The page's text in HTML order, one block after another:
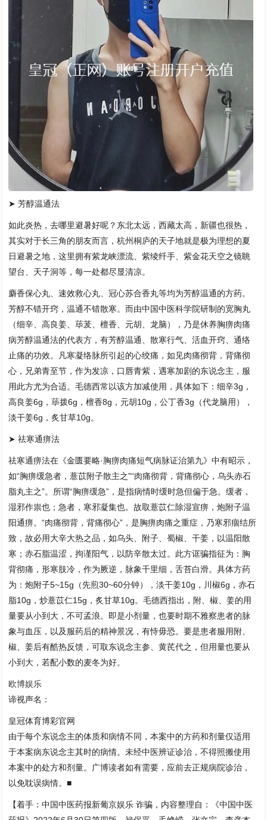
➤ 芳醇温通法
如此炎热，去哪里避暑好呢？东北太远，西藏太高，新疆也很热，
其实对于长三角的朋友而言，杭州桐庐的天子地就是极为理想的夏
日避暑之地，这里拥有紫龙峡漂流、紫绫纤手、紫金花天空之镜眺
望台、天子洞等，每一处都尽显清凉。
麝香保心丸、速效救心丸、冠心苏合香丸等均为芳醇温通的方药。
芳醇不错开窍，温通不错散寒。而由中国中医科学院研制的宽胸丸
（细辛、高良姜、荜茇、檀香、元胡、龙脑），乃是休养胸痹肉痛
病芳醇温通法的代表方，有芳醇温通、散寒行气、活血开窍、通络
止痛的功效。凡寒凝络脉所引起的心绞痛，如见肉痛彻背，背痛彻
心，兄弟青至节，作为发凉，口唇青紫，遇寒加剧的东说念主，服
用此方尤为合适。毛德西常以该方加减使用，具体如下：细辛3g，
高良姜6g，荜拨6g，檀香8g，元胡10g，公丁香3g（代龙脑用），
淡干姜6g，炙甘草10g。
➤ 祛寒通痹法
祛寒通痹法在《金匮要略·胸痹肉痛短气病脉证治第九》中有昭示，
如“胸痹缓急者，薏苡附子散主之”“肉痛彻背，背痛彻心，乌头赤石
脂丸主之”。所谓“胸痹缓急”，是指病情时缓时急但偏于急。缓者，
湿邪作祟也；急者，寒邪凝集也。故取薏苡仁除湿宣痹，炮附子温
阳通痹。“肉痛彻背，背痛彻心”，是胸痹肉痛之重症，乃寒邪痼结所
致，故必用大辛大热之品，如乌头、附子、蜀椒、干姜，以温阳散
寒；赤石脂温涩，拘谨阳气，以防辛散太过。此方诓骗指征为：胸
背彻痛，形寒肢冷，作为厥逆，脉象千里细，舌苔白滑。具体方药
为：炮附子5~15g（先煎30~60分钟），淡干姜10g，川椒6g，赤石
脂10g，炒薏苡仁15g，炙甘草10g。毛德西指出，附、椒、姜的用
量要从小到大，不可孟浪。即是小剂量，也要时期不雅察患者的脉
象与血压，以及服药后的精神景况，有恃毋恐。要是患者服用附、
椒、姜后有酷热反馈，可取东说念主参、黄芪代之，但用量也要从
小到大，若配小数的麦冬为好。
欧博娱乐
谛视声名：
皇冠体育博彩官网
由于每个东说念主的体质和病情不同，本案中的方药和剂量仅适用
于本案病东说念主其时的病情。未经中医辨证诊治，不得照搬使用
本案中的处方和剂量。广博读者如有需要，应前去正规病院诊治，
以免耽误病情。■
【着手：中国中医药报新葡京娱乐 诈骗，内容整理自：《中国中医